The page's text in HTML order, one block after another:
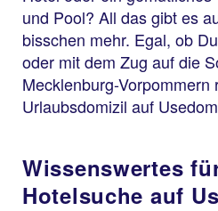
und Pool? All das gibt es
bisschen mehr. Egal, ob
oder mit dem Zug auf die
Mecklenburg-Vorpommern
Urlaubsdomizil auf
Wissenswertes
Hotelsuche auf